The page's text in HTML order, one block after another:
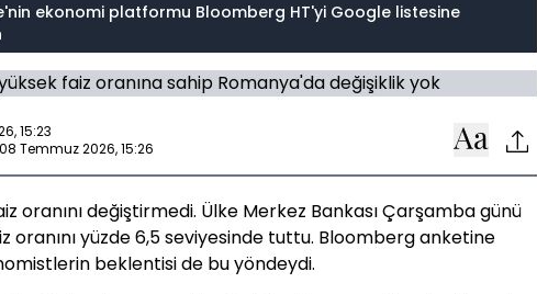
ekonomi platformu Bloomberg HT'yi Google listesine
15:23
08 Temmuz 2026, 15:26
oranını değiştirmedi. Ülke Merkez Bankası Çarşamba günü
oranını yüzde 6,5 seviyesinde tuttu. Bloomberg anketine
beklentisi de bu yöndeydi.